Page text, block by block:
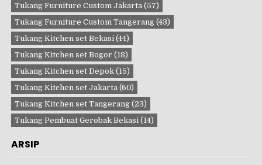
Tukang Furniture Custom Jakarta (57)
Tukang Furniture Custom Tangerang (43)
Tukang Kitchen set Bekasi (44)
Tukang Kitchen set Bogor (18)
Tukang Kitchen set Depok (15)
Tukang Kitchen set Jakarta (60)
Tukang Kitchen set Tangerang (23)
Tukang Pembuat Gerobak Bekasi (14)
ARSIP